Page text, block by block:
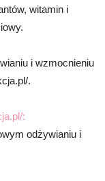
witamin i
i wzmocnieniu
.
:
odżywianiu i